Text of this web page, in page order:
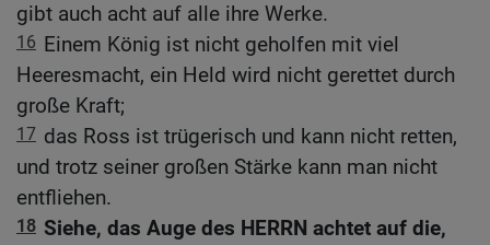
gibt auch acht auf alle ihre Werke.
16 Einem König ist nicht geholfen mit viel
Heeresmacht, ein Held wird nicht gerettet durch
große Kraft;
17 das Ross ist trügerisch und kann nicht retten,
und trotz seiner großen Stärke kann man nicht
entfliehen.
18 Siehe, das Auge des HERRN achtet auf die,